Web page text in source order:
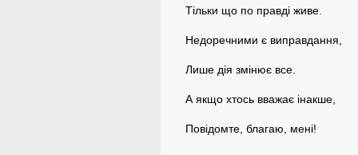
Тільки що по правді живе.
Недоречними є виправдання,
Лише дія змінює все.
А якщо хтось вважає інакше,
Повідомте, благаю, мені!